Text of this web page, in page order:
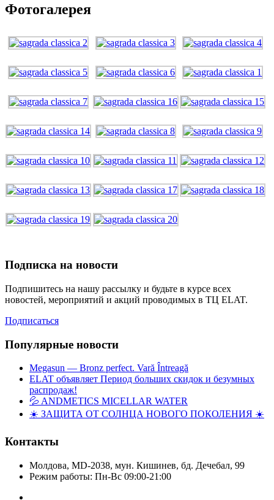
Фотогалерея
Подписка на новости
Подпишитесь на нашу рассылку и будьте в курсе всех
новостей, мероприятий и акций проводимых в ТЦ ELAT.
Подписаться
Популярные новости
Megasun — Bronz perfect. Vară Întreagă
ELAT объявляет Период больших скидок и безумных
распродаж!
💦 ANDMETICS MICELLAR WATER
☀️ ЗАЩИТА ОТ СОЛНЦА НОВОГО ПОКОЛЕНИЯ ☀️
Контакты
Молдова, MD-2038, мун. Кишинев, бд. Дечебал, 99
Режим работы: Пн-Вс 09:00-21:00